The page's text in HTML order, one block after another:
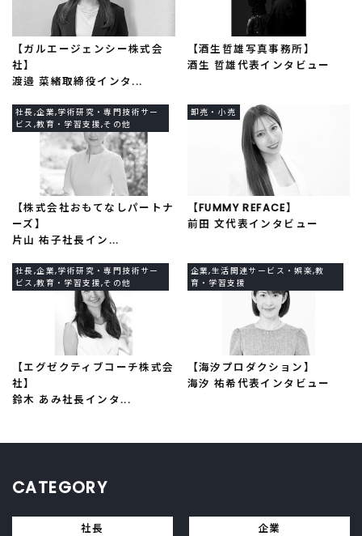
【ガルエージェンシー株式会
社】
渡邉 菜緒取締役インタ...
【酒生哲雄写真事務所】
酒生 哲雄代表インタビュー
社長,企業,学術研究・専門技術サー
ビス,教育・学習支援,その他
【株式会社おもてなしパートナ
ーズ】
片山 祐子社長イン...
卸売・小売
【FUMMY REFACE】
前田 文代表インタビュー
社長,企業,学術研究・専門技術サー
ビス,教育・学習支援,その他
【エグゼクティブコーチ株式会
社】
鈴木 あみ社長インタ...
企業,生活関連サービス・娯楽,教
育・学習支援
【海汐プロダクション】
海汐 祐希代表インタビュー
CATEGORY
社長 企業